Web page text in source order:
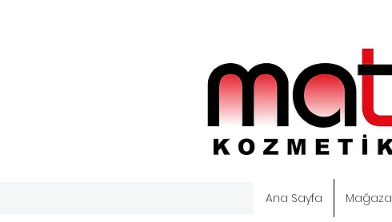
Ana Sayfa Mağaza